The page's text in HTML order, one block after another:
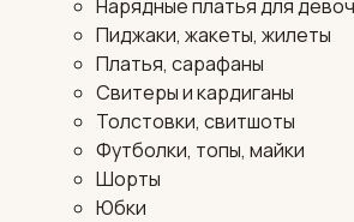
Нарядные платья для
Пиджаки, жакеты, жилеты
Платья, сарафаны
Свитеры и кардиганы
Толстовки, свитшоты
Футболки, топы, майки
Шорты
Юбки